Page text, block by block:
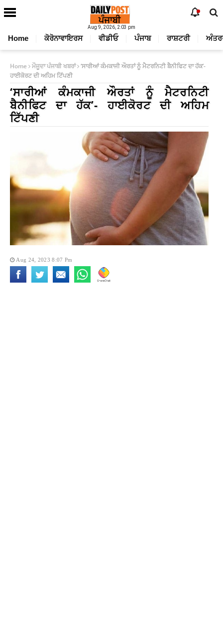
Aug 9, 2026, 2:03 pm
Home ਕੋਰੋਨਾਵਾਇਰਸ ਵੀਡੀਓ ਪੰਜਾਬ ਰਾਸ਼ਟਰੀ
Home ਮੌਜੂਦਾ ਪੰਜਾਬੀ ਖਬਰਾਂ ‘ਸਾਰੀਆਂ ਕੰਮਕਾਜੀ ਔਰਤਾਂ ਨੂੰ ਮੈਟਰਨਿਟੀ ਬੈਨੀਫਿਟ ਦਾ ਹੱਕ’-
ਹਾਈਕੋਰਟ ਦੀ ਅਹਿਮ ਟਿੱਪਣੀ
‘ਸਾਰੀਆਂ ਕੰਮਕਾਜੀ ਔਰਤਾਂ ਨੂੰ ਮੈਟਰਨਿਟੀ
ਬੈਨੀਫਿਟ ਦਾ ਹੱਕ’- ਹਾਈਕੋਰਟ ਦੀ ਅਹਿਮ
ਟਿੱਪਣੀ
Aug 24, 2023 8:07 Pm